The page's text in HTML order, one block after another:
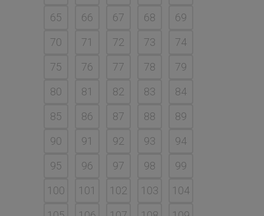
65
66 67 68
69
70
71 72 73
74
75
76 77 78
79
80
81 82 83
84
85
86 87 88
89
90
91 92 93
94
95
96 97 98
99
100
101 102 103
104